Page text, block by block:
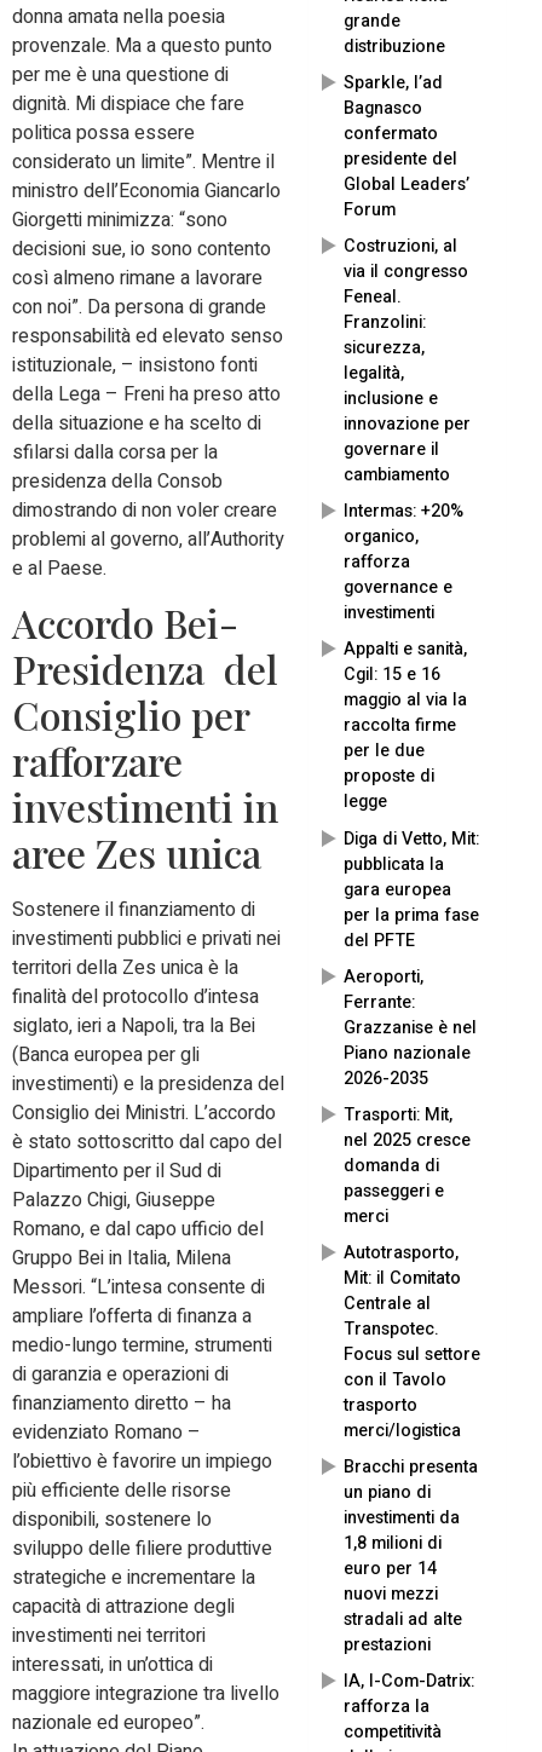
grande
distribuzione
Sparkle, l’ad
Bagnasco
confermato
presidente del
Global Leaders’
Forum
Costruzioni, al
via il congresso
Feneal.
Franzolini:
sicurezza,
legalità,
inclusione e
innovazione per
governare il
cambiamento
Intermas: +20%
organico,
rafforza
governance e
investimenti
Appalti e sanità,
Cgil: 15 e 16
maggio al via la
raccolta firme
per le due
proposte di
legge
Diga di Vetto, Mit:
pubblicata la
gara europea
per la prima fase
del PFTE
Aeroporti,
Ferrante:
Grazzanise è nel
Piano nazionale
2026-2035
Trasporti: Mit,
nel 2025 cresce
domanda di
passeggeri e
merci
Autotrasporto,
Mit: il Comitato
Centrale al
Transpotec.
Focus sul settore
con il Tavolo
trasporto
merci/logistica
Bracchi presenta
un piano di
investimenti da
1,8 milioni di
euro per 14
nuovi mezzi
stradali ad alte
prestazioni
IA, I-Com-Datrix:
rafforza la
competitività
donna amata nella poesia
provenzale. Ma a questo punto
per me è una questione di
dignità. Mi dispiace che fare
politica possa essere
considerato un limite”. Mentre il
ministro dell’Economia Giancarlo
Giorgetti minimizza: “sono
decisioni sue, io sono contento
così almeno rimane a lavorare
con noi”. Da persona di grande
responsabilità ed elevato senso
istituzionale, – insistono fonti
della Lega – Freni ha preso atto
della situazione e ha scelto di
sfilarsi dalla corsa per la
presidenza della Consob
dimostrando di non voler creare
problemi al governo, all’Authority
e al Paese.
Accordo Bei-
Presidenza del
Consiglio per
rafforzare
investimenti in
aree Zes unica
Sostenere il finanziamento di
investimenti pubblici e privati nei
territori della Zes unica è la
finalità del protocollo d’intesa
siglato, ieri a Napoli, tra la Bei
(Banca europea per gli
investimenti) e la presidenza del
Consiglio dei Ministri. L’accordo
è stato sottoscritto dal capo del
Dipartimento per il Sud di
Palazzo Chigi, Giuseppe
Romano, e dal capo ufficio del
Gruppo Bei in Italia, Milena
Messori. “L’intesa consente di
ampliare l’offerta di finanza a
medio-lungo termine, strumenti
di garanzia e operazioni di
finanziamento diretto – ha
evidenziato Romano –
l’obiettivo è favorire un impiego
più efficiente delle risorse
disponibili, sostenere lo
sviluppo delle filiere produttive
strategiche e incrementare la
capacità di attrazione degli
investimenti nei territori
interessati, in un’ottica di
maggiore integrazione tra livello
nazionale ed europeo”.